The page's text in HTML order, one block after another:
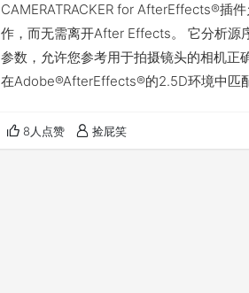
CAMERATRACKER for AfterEffects®插
作，而无需离开After Effects。 它分析源
参数，允许您参考用于拍摄镜头的相机正
在Adobe®AfterEffects®的2.5D环境中匹
素，匹配移动虚拟集扩展，运动轨道投
前只能在NUKEX，The Foundry的…
8人点赞 捡屁笑